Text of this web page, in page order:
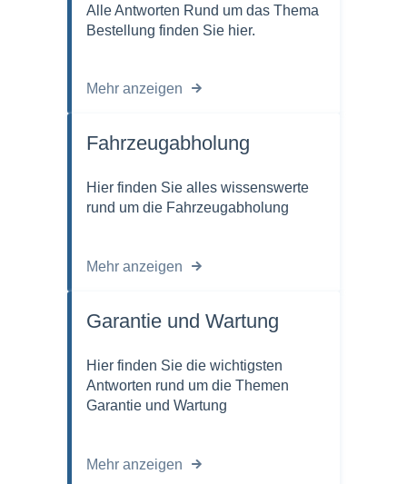
Alle Antworten Rund um das Thema
Bestellung finden Sie hier.
Mehr anzeigen
Fahrzeugabholung
Hier finden Sie alles wissenswerte
rund um die Fahrzeugabholung
Mehr anzeigen
Garantie und Wartung
Hier finden Sie die wichtigsten
Antworten rund um die Themen
Garantie und Wartung
Mehr anzeigen